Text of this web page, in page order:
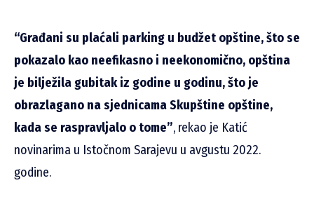
“Građani su plaćali parking u budžet opštine, što se
pokazalo kao neefikasno i neekonomično, opština
je bilježila gubitak iz godine u godinu, što je
obrazlagano na sjednicama Skupštine opštine,
kada se raspravljalo o tome”, rekao je Katić
novinarima u Istočnom Sarajevu u avgustu 2022.
godine.